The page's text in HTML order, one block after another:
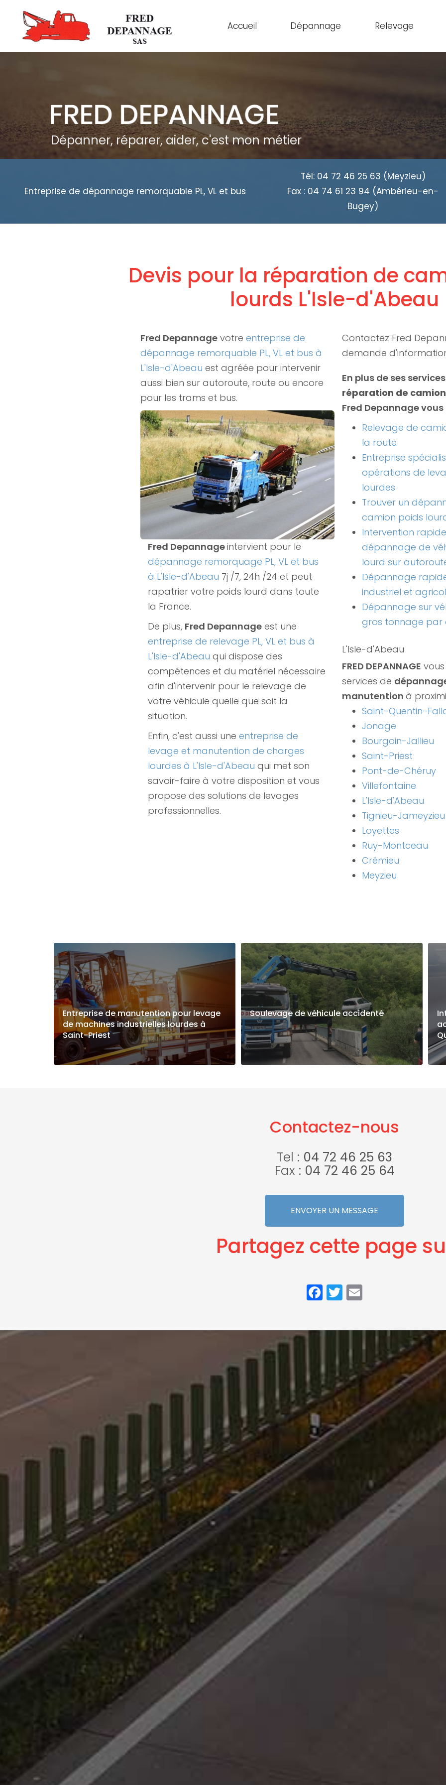
Accueil Dépannage Relevage
Dépanner, réparer, aider, c'est mon métier
Entreprise de dépannage remorquable PL, VL et bus
Tél: 04 72 46 25 63 (Meyzieu)
Fax : 04 74 61 23 94 (Ambérieu-en-
Bugey)
Devis pour la réparation de
lourds L'Isle-d'Abeau
Fred Depannage votre entreprise de
dépannage remorquable PL, VL et bus à
L'Isle-d'Abeau est agréée pour intervenir
aussi bien sur autoroute, route ou encore
pour les trams et bus.
Fred Depannageintervient pour le
dépannage remorquage PL, VL et bus
à L'Isle-d'Abeau 7j /7, 24h /24 et peut
rapatrier votre poids lourd dans toute
la France.
De plus, Fred Depannage est une
entreprise de relevage PL, VL et bus à
L'Isle-d'Abeau qui dispose des
compétences et du matériel nécessaire
afin d'intervenir pour le relevage de
votre véhicule quelle que soit la
situation.
Enfin, c'est aussi une entreprise de
levage et manutention de charges
lourdes à L'Isle-d'Abeau qui met son
savoir-faire à votre disposition et vous
propose des solutions de levages
professionnelles.
Contactez Fred
demande
En plus de ses
réparation de
Fred Depannage
Relevage de
la route
Entreprise
opérations de
lourdes
Trouver un
camion poids
Intervention
dépannage de
lourd sur
Dépannage
industriel et
Dépannage sur
gros tonnage par
L'Isle-d'Abeau
FRED DEPANNAGE
services de
manutention à
Saint-Quentin-
Jonage
Bourgoin-Jallieu
Saint-Priest
Pont-de-Chéruy
Villefontaine
L'Isle-d'Abeau
Tignieu-Jameyzieu
Loyettes
Ruy-Montceau
Crémieu
Meyzieu
Entreprise de manutention pour levage
de machines industrielles lourdes à
Saint-Priest
Soulevage de véhicule accidenté
Contactez-nous
Tel : 04 72 46 25 63
Fax : 04 72 46 25 64
ENVOYER UN MESSAGE
Partagez cette page
Facebook
Twitter